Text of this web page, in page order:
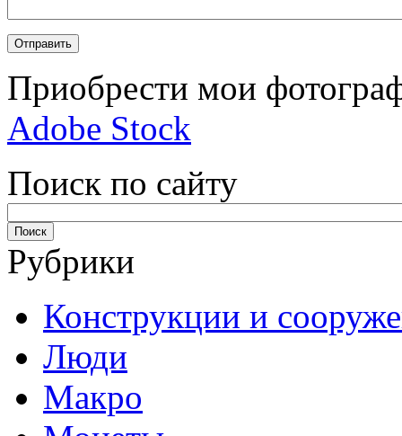
Приобрести мои
Adobe Stock
Поиск по сайту
Рубрики
Конструкции и
Люди
Макро